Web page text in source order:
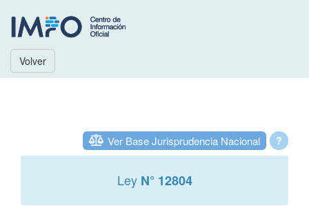
Volver
?
Ver Base Jurisprudencia Nacional
Ley N° 12804